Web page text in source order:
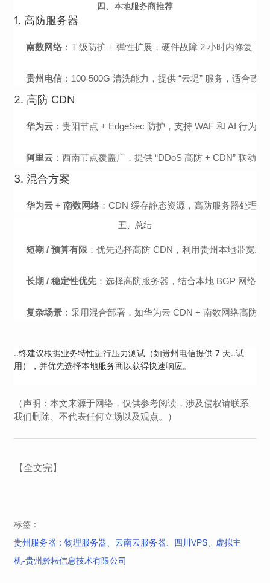
四、本地服务商推荐
1. 高防服务器
南数网络 ：T 级防护 + 弹性扩展，硬件故障 2 小时内修复，
贵州电信 ：100-500G 清洗能力，提供 “云堤” 服务，适合政
2. 高防 CDN
华为云 ：贵阳节点 + EdgeSec 防护，支持 WAF 和 AI 行为
阿里云 ：西南节点覆盖广，提供 “DDoS 高防 + CDN” 联动
3. 混合方案
华为云 + 南数网络 ：CDN 缓存静态资源，高防服务器处理
五、总结
短期 / 预算有限 ：优先选择高防 CDN，利用贵州本地带宽
长期 / 稳定性优先：选择高防服务器，结合本地 BGP 网络
复杂场景 ：采用混合部署，如华为云 CDN + 南数网络高防
..终建议根据业务特性进行压力测试（如贵州电信提供 7 天..试
用），并优先选择本地服务商以获得快速响应。
（声明：本文来源于网络，仅供参考阅读，涉及侵权请联系
我们删除、不代表任何立场以及观点。）
【全文完】
标签：
贵州服务器：物理服务器、云南云服务器、四川VPS、虚拟主
机-贵州黔耘信息技术有限公司